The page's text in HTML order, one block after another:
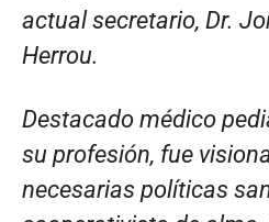
actual secretario, Dr.
Herrou.
Destacado médico
su profesión, fue
necesarias políticas